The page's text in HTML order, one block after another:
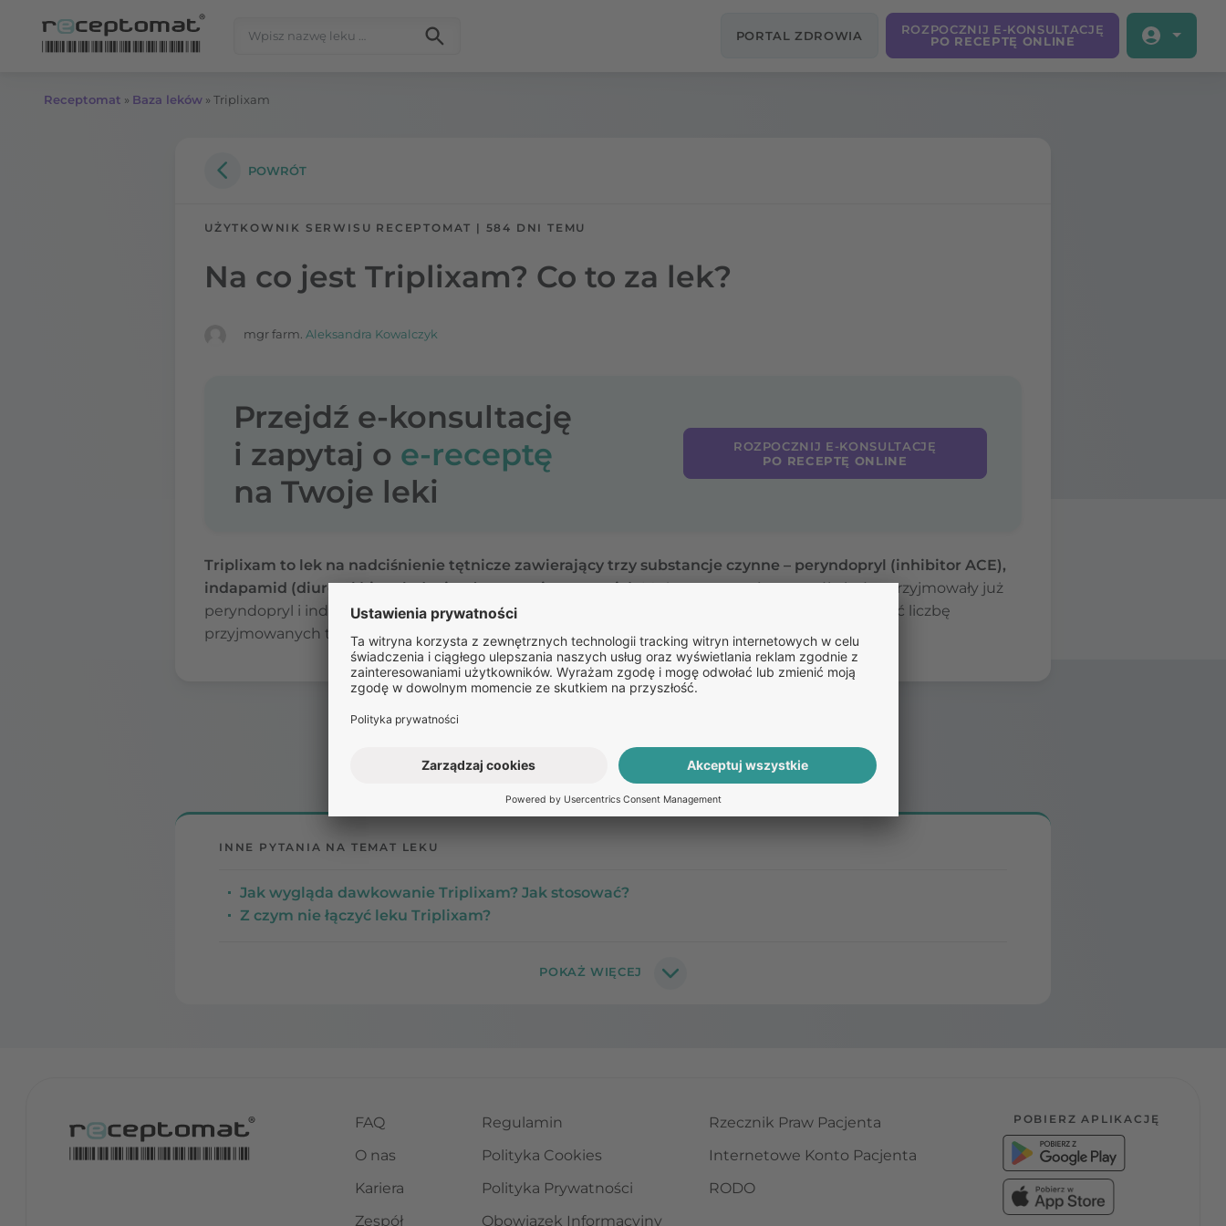
PORTAL ZDROWIA
ROZPOCZNIJ E-KONSULTACJĘ
PO RECEPTĘ ONLINE
Receptomat » Baza leków » Triplixam
POWRÓT
UŻYTKOWNIK SERWISU RECEPTOMAT | 584 DNI TEMU
Na co jest Triplixam? Co to za lek?
mgr farm. Aleksandra Kowalczyk
Przejdź e-konsultację
i zapytaj o e-receptę
na Twoje leki
ROZPOCZNIJ E-KONSULTACJĘ
PO RECEPTĘ ONLINE
Triplixam to lek na nadciśnienie tętnicze zawierający trzy substancje czynne – peryndopryl (inhibitor ACE),
indapamid (diuretyk) i amlodypinę (antagonista wapnia).Można stosować go u osób, które przyjmowały już
peryndopryl i indapamid (w preparacie złożonym) oraz amlodypinę. Triplixam pozwala ograniczyć liczbę
przyjmowanych tabletek, co może poprawić przestrzeganie zaleceń terapeutycznych.
Pozostałepytania:
INNE PYTANIA NA TEMAT LEKU
Jak wygląda dawkowanie Triplixam? Jak stosować?
Z czym nie łączyć leku Triplixam?
FAQ
O nas
Kariera
Zespół
Regulamin
Polityka Cookies
Polityka Prywatności
Obowiązek Informacyjny
Rzecznik Praw Pacjenta
Internetowe Konto Pacjenta
RODO
POBIERZ APLIKACJĘ